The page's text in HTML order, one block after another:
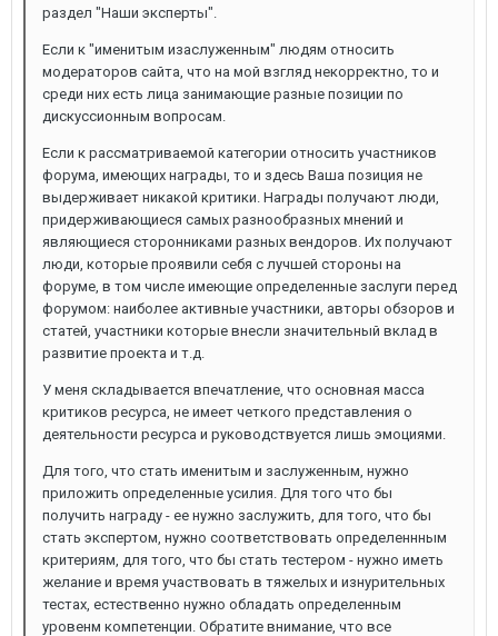
раздел "Наши эксперты".
Если к "именитым изаслуженным" людям относить
модераторов сайта, что на мой взгляд некорректно, то и
среди них есть лица занимающие разные позиции по
дискуссионным вопросам.
Если к рассматриваемой категории относить участников
форума, имеющих награды, то и здесь Ваша позиция не
выдерживает никакой критики. Награды получают люди,
придерживающиеся самых разнообразных мнений и
являющиеся сторонниками разных вендоров. Их получают
люди, которые проявили себя с лучшей стороны на
форуме, в том числе имеющие определенные заслуги перед
форумом: наиболее активные участники, авторы обзоров и
статей, участники которые внесли значительный вклад в
развитие проекта и т.д.
У меня складывается впечатление, что основная масса
критиков ресурса, не имеет четкого представления о
деятельности ресурса и руководствуется лишь эмоциями.
Для того, что стать именитым и заслуженным, нужно
приложить определенные усилия. Для того что бы
получить награду - ее нужно заслужить, для того, что бы
стать экспертом, нужно соответствовать определеннным
критериям, для того, что бы стать тестером - нужно иметь
желание и время участвовать в тяжелых и изнурительных
тестах, естественно нужно обладать определенным
уровенм компетенции. Обратите внимание, что все